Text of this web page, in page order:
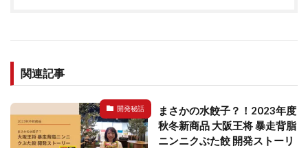
関連記事
開発秘話
まさかの水餃子？！2023年度
秋冬新商品 大阪王将 暴走背脂
ニンニクぶた餃 開発ストーリ